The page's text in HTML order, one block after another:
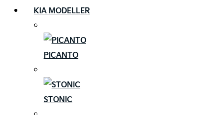
KIA MODELLER
PICANTO
STONIC